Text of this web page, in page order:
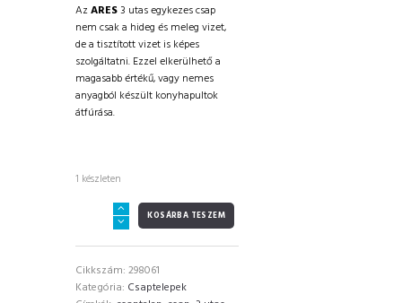
AzARES3 utas egykezes csap
nem csak a hideg és meleg vizet,
de a tisztított vizet is képes
szolgáltatni. Ezzel elkerülhető a
magasabb értékű, vagy nemes
anyagból készült konyhapultok
átfúrása.
1 készleten
utas
fémmentes
mennyiség
KOSÁRBA TESZEM
Cikkszám: 298061
Kategória: Csaptelepek